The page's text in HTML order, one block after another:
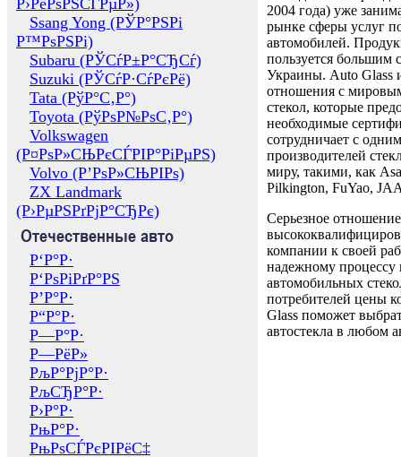
Р›РёРѕРЅСЃРµР»)
Ssang Yong (РЎР°РЅРі
Р™РѕРЅРі)
Subaru (РЎСѓР±Р°СЂСѓ)
Suzuki (РЎСѓР·СѓРєРё)
Tata (РўР°С‚Р°)
Toyota (РўРѕР№РѕС‚Р°)
Volkswagen
(Р¤РѕР»СЊРєСЃРІР°РіРµРЅ)
Volvo (Р’РѕР»СЊРІРѕ)
ZX Landmark
(Р›РµРЅРґРјР°СЂРє)
Отечественные авто
Р‘Р°Р·
Р‘РѕРіРґР°РЅ
Р’Р°Р·
Р“Р°Р·
Р—Р°Р·
Р—РёР»
РљР°РјР°Р·
РљСЂР°Р·
Р›Р°Р·
РњР°Р·
РњРѕСЃРєРІРёС‡
2004 года) уже
рынке сферы услуг
автомобилей.
пользуется большим
Украины. Auto Glass
отношения с
стекол, которые
необходимые
сотрудничает с
производителей
миру, такими, как
Pilkington, FuYao,
Серьезное отношение
компании к своей
надежному процессу
автомобильных
потребителей цены
Glass поможет
автостекла в любом